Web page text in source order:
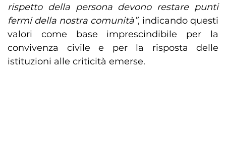
rispetto della persona devono restare punti
fermi della nostra comunità”, indicando questi
valori come base imprescindibile per la
convivenza civile e per la risposta delle
istituzioni alle criticità emerse.